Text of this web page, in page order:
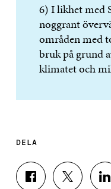
6) I likhet med
noggrant
områden med
bruk på grund
klimatet och
DELA
D
D
D